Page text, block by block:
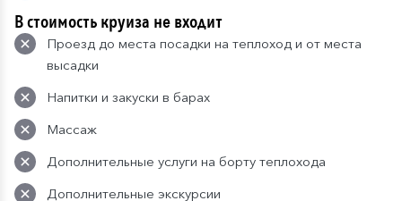
В стоимость круиза не входит
Проезд до места посадки на теплоход и от места
высадки
Напитки и закуски в барах
Массаж
Дополнительные услуги на борту теплохода
Дополнительные экскурсии